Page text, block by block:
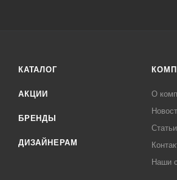
КАТАЛОГ
АКЦИИ
БРЕНДЫ
ДИЗАЙНЕРАМ
О
Статьи
Наши